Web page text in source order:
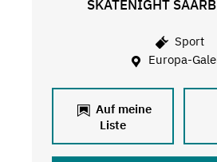
SKATENIGHT
Sport
Europa-
Auf meine
Liste